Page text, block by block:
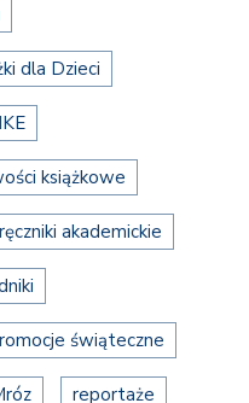
dla Dzieci
książkowe
akademickie
świąteczne
reportaże